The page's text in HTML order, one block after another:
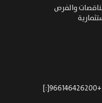
والفرص